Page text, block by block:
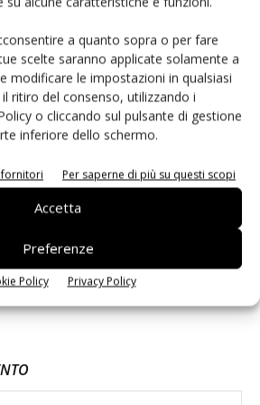
a quanto sopra o per fare
scelte saranno applicate solamente a
modificare le impostazioni in qualsiasi
ritiro del consenso, utilizzando i
o cliccando sul pulsante di gestione
inferiore dello schermo.
fornitori Per saperne di più su questi scopi
Accetta
Preferenze
Policy Privacy Policy
record anticipa la campagna di
delle mele in Trentino
estate da record per il bio:
cifra
è una susina: è Metis… e può
la categoria